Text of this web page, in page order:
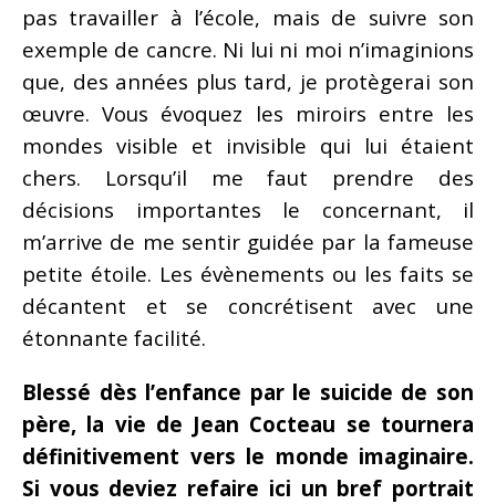
pas travailler à l’école, mais de suivre son
exemple de cancre. Ni lui ni moi n’imaginions
que, des années plus tard, je protègerai son
œuvre. Vous évoquez les miroirs entre les
mondes visible et invisible qui lui étaient
chers. Lorsqu’il me faut prendre des
décisions importantes le concernant, il
m’arrive de me sentir guidée par la fameuse
petite étoile. Les évènements ou les faits se
décantent et se concrétisent avec une
étonnante facilité.
Blessé dès l’enfance par le suicide de son
père, la vie de Jean Cocteau se tournera
définitivement vers le monde imaginaire.
Si vous deviez refaire ici un bref portrait